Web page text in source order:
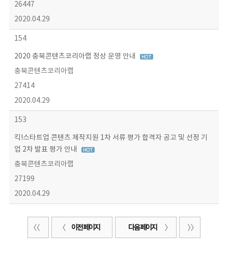
26447
2020.04.29
154
2020 충북콘텐츠코리아랩 정상 운영 안내
충북콘텐츠코리아랩
27414
2020.04.29
153
킥!스타트업 콘텐츠 제작지원 1차 서류 평가 합격자 공고 및 선정 기
업 2차 발표 평가 안내
충북콘텐츠코리아랩
27199
2020.04.29
이전 페이지 다음 페이지